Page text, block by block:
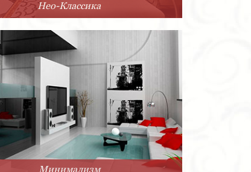
Нео-Классика
Минимализм